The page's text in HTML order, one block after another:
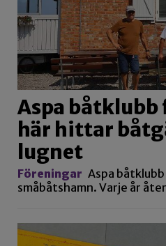
Aspa båtklubb
här hittar
lugnet
Föreningar Aspa
småbåtshamn. Varje år